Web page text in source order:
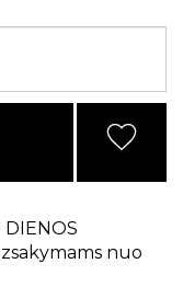
DIENOS
nuo